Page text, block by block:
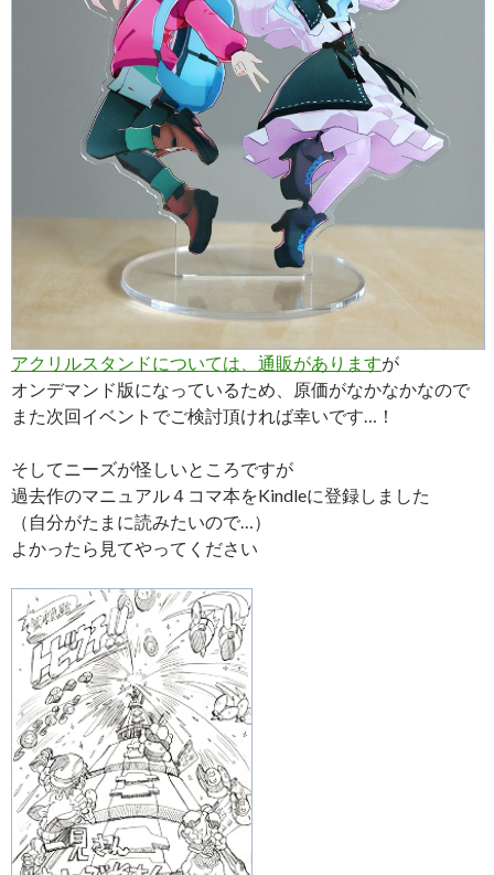
アクリルスタンドについては、通販がありますが
オンデマンド版になっているため、原価がなかなかなので
また次回イベントでご検討頂ければ幸いです…！
そしてニーズが怪しいところですが
過去作のマニュアル４コマ本をKindleに登録しました
（自分がたまに読みたいので…）
よかったら見てやってください